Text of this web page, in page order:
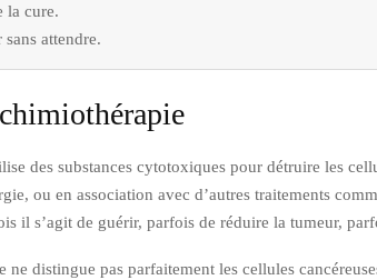
la cure.
attendre.
des substances cytotoxiques pour détruire les
ou en association avec d’autres traitements
il s’agit de guérir, parfois de réduire la tumeur,
distingue pas parfaitement les cellules